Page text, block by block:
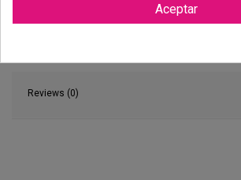
Descargar (458.67KB)
Reviews (0)
Aceptar